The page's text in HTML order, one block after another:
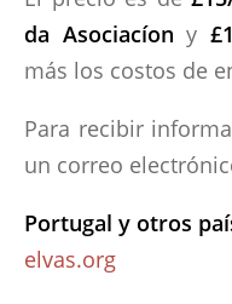
da Asociacíon y
más los costos de
Para recibir
un correo
Portugal y otros
elvas.org